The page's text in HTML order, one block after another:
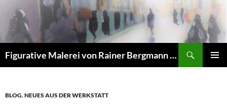
Inhalt
springen
Figurative Malerei von Rainer Bergmann M.A.
BLOG,NEUES AUS DER WERKSTATT